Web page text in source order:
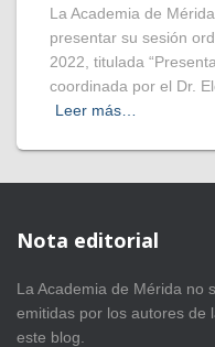
La Academia de
presentar su sesión
2022, titulada
coordinada por el Dr.
Leer más…
Nota editorial
La Academia de Mérida no
emitidas por los autores de
este blog.